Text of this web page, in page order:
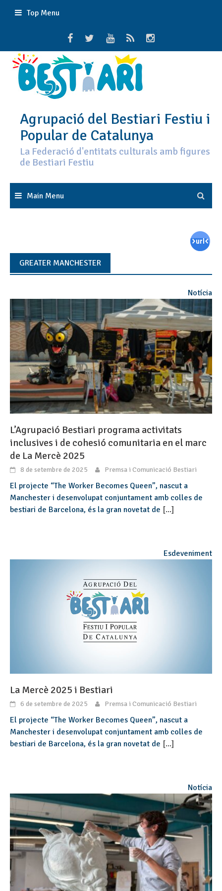
Top Menu
Agrupació del Bestiari Festiu i
Popular de Catalunya
La Federació d'entitats culturals amb figures
de Bestiari Festiu
Main Menu
GREATER MANCHESTER
Notícia
L’Agrupació Bestiari programa activitats
inclusives i de cohesió comunitaria en el marc
de La Mercè 2025
8 de setembre de 2025 Premsa i Comunicació Bestiari
El projecte “The Worker Becomes Queen”, nascut a
Manchester i desenvolupat conjuntament amb colles de
bestiari de Barcelona, és la gran novetat de [...]
Esdeveniment
La Mercè 2025 i Bestiari
6 de setembre de 2025 Premsa i Comunicació Bestiari
El projecte “The Worker Becomes Queen”, nascut a
Manchester i desenvolupat conjuntament amb colles de
bestiari de Barcelona, és la gran novetat de [...]
Notícia